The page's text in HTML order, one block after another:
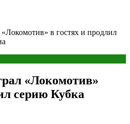
в гостях и продлил
«Локомотив»
серию Кубка